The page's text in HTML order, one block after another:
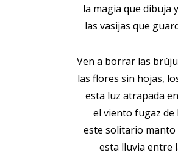
la magia que dibuja
las vasijas que
Ven a borrar las
las flores sin hojas,
esta luz atrapada
el viento fugaz de
este solitario manto
esta lluvia entre